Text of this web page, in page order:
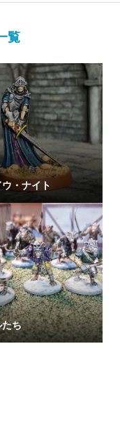
覧
・ナイト
ち